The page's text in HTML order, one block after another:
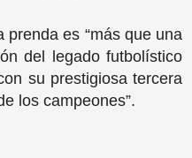
es “más que una
del legado futbolístico
su prestigiosa tercera
los campeones”.